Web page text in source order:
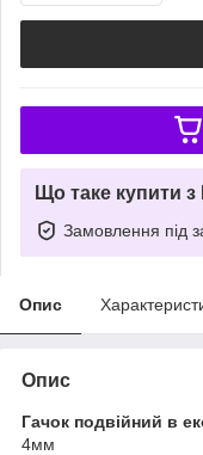
Що таке купити
Замовлення під
Опис
Опис
Гачок подвійний в
4мм